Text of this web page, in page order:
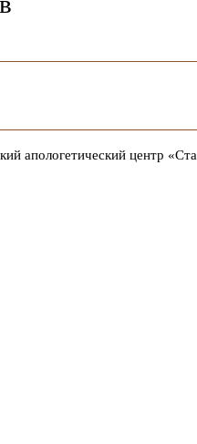
апологетический центр